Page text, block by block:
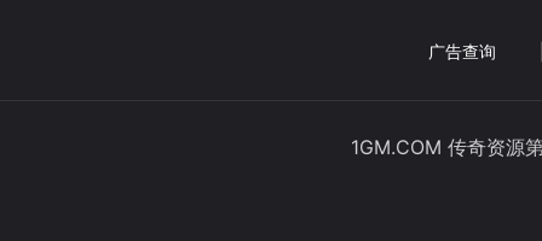
广告查询
1GM.COM 传奇资源